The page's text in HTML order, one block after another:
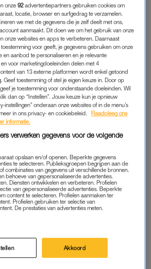
.
VOL LIEFDE’-BRAM
afgelopen maanden compleet in het teken
Op het moment van het ongeluk was Esra
vertelt ze aan het magazine.Brambelde
hij in zijn voet gezaagd had. Esra stapte
en belde de hulpdiensten. “Pas thuis zag ik
voet was bijna in tweeën.”
letsel dat hij had opgelopen, moest Bram
ondergaan. Daarop volgde een intensief
en een lange weg van herstel.
hij weinig doen, dus Esra nam veel taken
ongeluk heeft ons leven behoorlijk op zijn
dus een dieptepunt, maar gelukkig zag
onze92 advertentiepartners gebruiken cookies om
locatie, browser en surfgedrag te verzamelen.
we met de gegevens die je zelf deelt met ons,
aanmaakt. Dit doen we om het gebruik van onze
onze websites en apps te verbeteren. Daarnaast
voor geeft, je gegevens gebruiken om onze
en aanbod te personaliseren en je relevante
voor marketingdoeleinden delen met 4
van 13 externe platformen wordt enkel getoond
Geef toestemming of stel je eigen keuze in. Door op
je toestemming voor onderstaande doeleinden. Wil
dan op “Instellen”. Jouw keuze kun je opnieuw
instellingen” onderaan onze websites of in de menu’s
in ons privacy- en cookiebeleid.
Raadpleeg ons
informatie.
verwerken gegevens voor de volgende
opslaan en/of openen. Beperkte gegevens
te selecteren. Publieksgroepen begrijpen aan de
combinaties van gegevens uit verschillende bronnen.
behoeve van gepersonaliseerde advertenties.
Diensten ontwikkelen en verbeteren. Profielen
van gepersonaliseerde advertenties. Beperkte
content te selecteren. Profielen aanmaken ter
Profielen gebruiken ter selectie van
De prestaties van advertenties meten.
Akkoord